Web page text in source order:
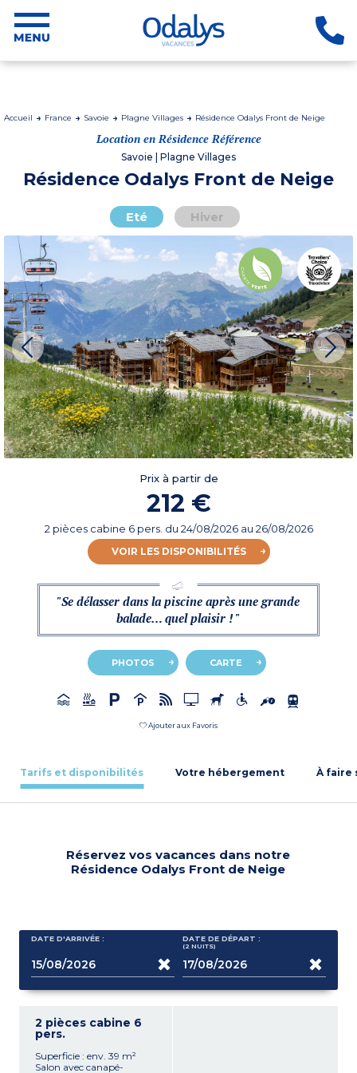
Accueil France Savoie Plagne Villages Résidence Odalys Front de Neige
Location en Résidence Référence
Savoie | Plagne Villages
Résidence Odalys Front de Neige
Eté Hiver
Prix à partir de
212 €
2 pièces cabine 6 pers. du 24/08/2026au 26/08/2026
VOIR LES DISPONIBILITÉS
"Se délasser dans la piscine après une grande
balade… quel plaisir ! "
PHOTOS CARTE
Ajouter aux Favoris
Tarifs et disponibilités Votre hébergement À faire
Réservez vos vacances dans notre
Résidence Odalys Front de Neige
DATE D'ARRIVÉE : DATE DE DÉPART :
(2 NUITS)
2 pièces cabine 6
pers.
Superficie : env. 39 m²
Salon avec canapé-